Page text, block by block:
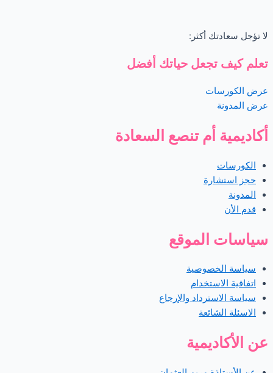
لا تؤجل سعادتك أكثر:
تعلم كيف تجعل حياتك أفضل
عرض الكورسات
عرض المدونة
أكاديمية أم تنصع السعادة
الكورسات
حجز استشارة
المدونة
قدم الأن
سياسات الموقع
سياسة الخصوصية
اتفاقية الاستخدام
سياسة الاسترداد والإرجاع
الاسئلة الشائعة
عن الأكاديمية